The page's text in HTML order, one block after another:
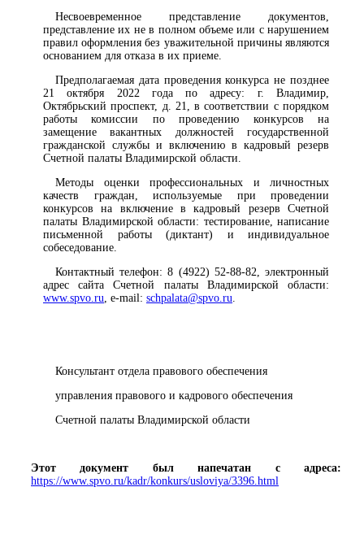
Несвоевременное представление документов,
представление их не в полном объеме или с нарушением
правил оформления без уважительной причины являются
основанием для отказа в их приеме.
Предполагаемая дата проведения конкурса не позднее
21 октября 2022 года по адресу: г. Владимир,
Октябрьский проспект, д. 21, в соответствии с порядком
работы комиссии по проведению конкурсов на
замещение вакантных должностей государственной
гражданской службы и включению в кадровый резерв
Счетной палаты Владимирской области.
Методы оценки профессиональных и личностных
качеств граждан, используемые при проведении
конкурсов на включение в кадровый резерв Счетной
палаты Владимирской области: тестирование, написание
письменной работы (диктант) и индивидуальное
собеседование.
Контактный телефон: 8 (4922) 52-88-82, электронный
адрес сайта Счетной палаты Владимирской области:
www.spvo.ru, e-mail: schpalata@spvo.ru.
Консультант отдела правового обеспечения
управления правового и кадрового обеспечения
Счетной палаты Владимирской области
Этот документ был напечатан с адреса:
https://www.spvo.ru/kadr/konkurs/usloviya/3396.html